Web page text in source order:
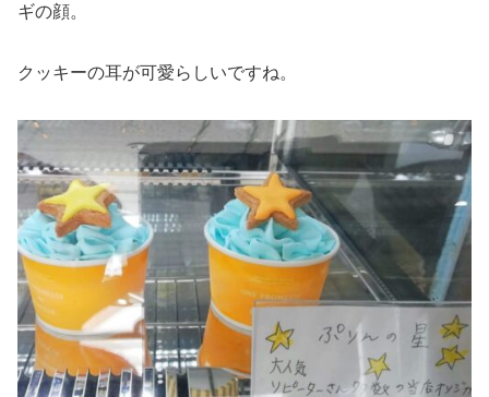
ギの顔。
クッキーの耳が可愛らしいですね。